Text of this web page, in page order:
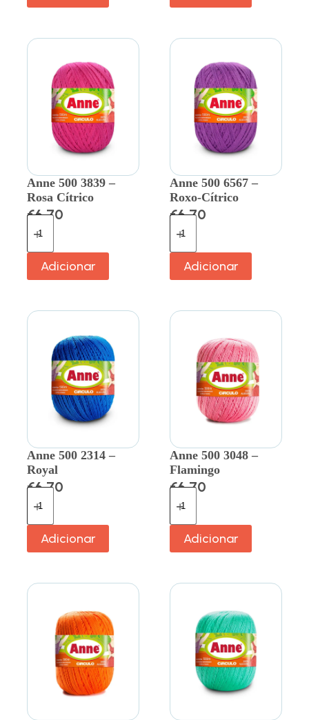
Anne 500 3839 –
Rosa Cítrico
€6.70
Adicionar
Anne 500 6567 –
Roxo-Cítrico
€6.70
Adicionar
Anne 500 2314 –
Royal
€6.70
Adicionar
Anne 500 3048 –
Flamingo
€6.70
Adicionar